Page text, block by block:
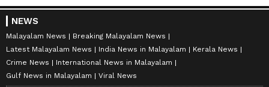
NEWS
Malayalam News
Breaking Malayalam News
Latest Malayalam News
India News in Malayalam
Kerala News
Crime News
International News in Malayalam
Gulf News in Malayalam
Viral News